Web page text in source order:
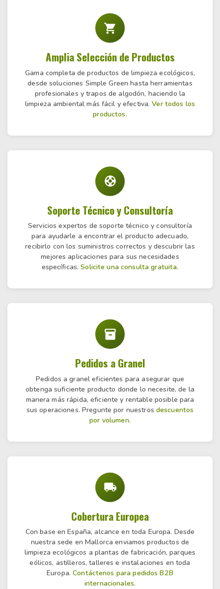
Amplia Selección de Productos
Gama completa de productos de limpieza ecológicos,
desde soluciones Simple Green hasta herramientas
profesionales y trapos de algodón, haciendo la
limpieza ambiental más fácil y efectiva.Ver todos los
productos.
Soporte Técnico y Consultoría
Servicios expertos de soporte técnico y consultoría
para ayudarle a encontrar el producto adecuado,
recibirlo con los suministros correctos y descubrir las
mejores aplicaciones para sus necesidades
específicas.Solicite una consulta gratuita.
Pedidos a Granel
Pedidos a granel eficientes para asegurar que
obtenga suficiente producto donde lo necesite, de la
manera más rápida, eficiente y rentable posible para
sus operaciones. Pregunte por nuestros descuentos
por volumen.
Cobertura Europea
Con base en España, alcance en toda Europa. Desde
nuestra sede en Mallorca enviamos productos de
limpieza ecológicos a plantas de fabricación, parques
eólicos, astilleros, talleres e instalaciones en toda
Europa.Contáctenos para pedidos B2B
internacionales.